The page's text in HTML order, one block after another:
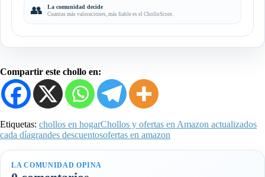
👥 La comunidad decide
Cuantas más valoraciones, más fiable es el CholloScore.
Compartir este chollo en:
Etiquetas: chollos en hogarChollos y ofertas en Amazon actualizados
cada díagrandes descuentosofertas en amazon
LA COMUNIDAD OPINA